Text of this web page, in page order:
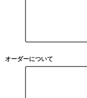
オーダーについて